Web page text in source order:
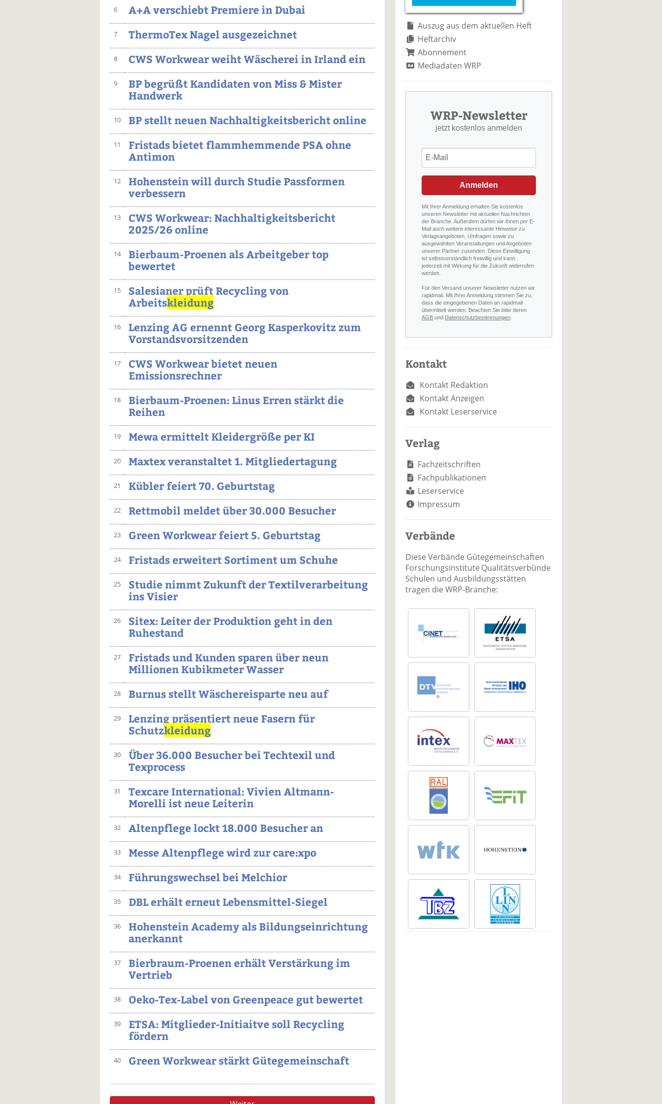
6 A+A verschiebt Premiere in Dubai
7 ThermoTex Nagel ausgezeichnet
8 CWS Workwear weiht Wäscherei in Irland ein
9
BP begrüßt Kandidaten von Miss & Mister
Handwerk
10 BP stellt neuen Nachhaltigkeitsbericht online
11
Fristads bietet flammhemmende PSA ohne
Antimon
12
Hohenstein will durch Studie Passformen
verbessern
13
CWS Workwear: Nachhaltigkeitsbericht
2025/26 online
14
Bierbaum-Proenen als Arbeitgeber top
bewertet
15
Salesianer prüft Recycling von
Arbeitskleidung
16
Lenzing AG ernennt Georg Kasperkovitz zum
Vorstandsvorsitzenden
17
CWS Workwear bietet neuen
Emissionsrechner
18
Bierbaum-Proenen: Linus Erren stärkt die
Reihen
19 Mewa ermittelt Kleidergröße per KI
20 Maxtex veranstaltet 1. Mitgliedertagung
21 Kübler feiert 70. Geburtstag
22 Rettmobil meldet über 30.000 Besucher
23 Green Workwear feiert 5. Geburtstag
24 Fristads erweitert Sortiment um Schuhe
25
Studie nimmt Zukunft der Textilverarbeitung
ins Visier
26
Sitex: Leiter der Produktion geht in den
Ruhestand
27
Fristads und Kunden sparen über neun
Millionen Kubikmeter Wasser
28 Burnus stellt Wäschereisparte neu auf
29
Lenzing präsentiert neue Fasern für
Schutzkleidung
30
Über 36.000 Besucher bei Techtexil und
Texprocess
31
Texcare International: Vivien Altmann-
Morelli ist neue Leiterin
32 Altenpflege lockt 18.000 Besucher an
33 Messe Altenpflege wird zur care:xpo
34 Führungswechsel bei Melchior
35 DBL erhält erneut Lebensmittel-Siegel
36
Hohenstein Academy als Bildungseinrichtung
anerkannt
37
Bierbraum-Proenen erhält Verstärkung im
Vertrieb
38 Oeko-Tex-Label von Greenpeace gut bewertet
39
ETSA: Mitglieder-Initiaitve soll Recycling
fördern
40 Green Workwear stärkt Gütegemeinschaft
Auszug aus dem aktuellen Heft
Heftarchiv
Abonnement
Mediadaten WRP
WRP-Newsletter
jetzt kostenlos anmelden
Anmelden
Mit Ihrer Anmeldung erhalten Sie kostenlos
unseren Newsletter mit aktuellen Nachrichten
der Branche. Außerdem dürfen wir Ihnen per E-
Mail auch weitere interessante Hinweise zu
Verlagsangeboten, Umfragen sowie zu
ausgewählten Veranstaltungen und Angeboten
unserer Partner zusenden. Diese Einwilligung
ist selbstverständlich freiwillig und kann
jederzeit mit Wirkung für die Zukunft widerrufen
werden.
Für den Versand unserer Newsletter nutzen wir
rapidmail. Mit Ihrer Anmeldung stimmen Sie zu,
dass die eingegebenen Daten an rapidmail
übermittelt werden. Beachten Sie bitte deren
AGB und Datenschutzbestimmungen
Kontakt
Kontakt Redaktion
Kontakt Anzeigen
Kontakt Leserservice
Verlag
Fachzeitschriften
Fachpublikationen
Leserservice
Impressum
Verbände
Diese Verbände Gütegemeinschaften
Forschungsinstitute Qualitätsverbünde
Schulen und Ausbildungsstätten
tragen die WRP-Branche: